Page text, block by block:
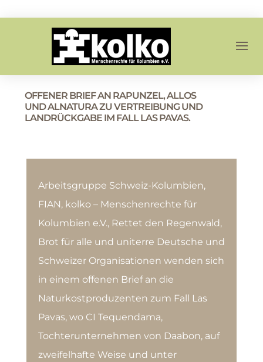
OFFENER BRIEF AN RAPUNZEL, ALLOS
UND ALNATURA ZU VERTREIBUNG UND
LANDRÜCKGABE IM FALL LAS PAVAS.
Arbeitsgruppe Schweiz-Kolumbien,
FIAN, kolko – Menschenrechte für
Kolumbien e.V., Rettet den Regenwald,
Brot für alle und uniterre Deutsche und
Schweizer Organisationen wenden sich
in einem offenen Brief an die
Naturkostproduzenten zum Fall Las
Pavas, wo CI Tequendama,
Tochterunternehmen von Daabon, auf
zweifelhafte Weise und unter